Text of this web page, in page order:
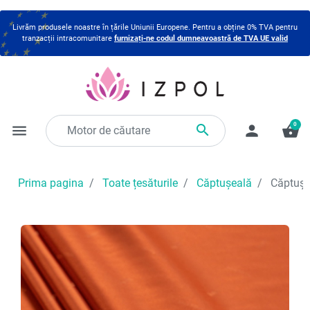
Livrăm produsele noastre în țările Uniunii Europene. Pentru a obține 0% TVA pentru
tranzacții intracomunitare furnizați-ne codul dumneavoastră de TVA UE valid
menu  person shopping_basket
0
Prima pagina Toate țesăturile Căptușeală